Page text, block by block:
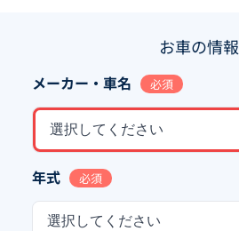
お車の情報
メーカー・車名 必須
選択してください
年式 必須
選択してください